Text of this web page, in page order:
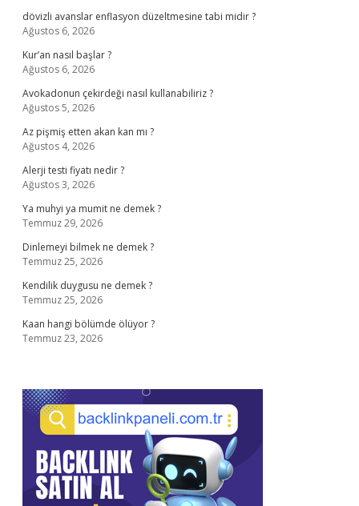
dövizli avanslar enflasyon düzeltmesine tabi midir ?
Ağustos 6, 2026
Kur’an nasıl başlar ?
Ağustos 6, 2026
Avokadonun çekirdeği nasıl kullanabiliriz ?
Ağustos 5, 2026
Az pişmiş etten akan kan mı ?
Ağustos 4, 2026
Alerji testi fiyatı nedir ?
Ağustos 3, 2026
Ya muhyi ya mumit ne demek ?
Temmuz 29, 2026
Dinlemeyi bilmek ne demek ?
Temmuz 25, 2026
Kendilik duygusu ne demek ?
Temmuz 25, 2026
Kaan hangi bölümde ölüyor ?
Temmuz 23, 2026